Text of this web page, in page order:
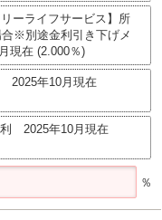
ーライフサービス】所
※別途金利引き下げメ
現在 (2.000％)
年10月現在
2025年10月現在
％